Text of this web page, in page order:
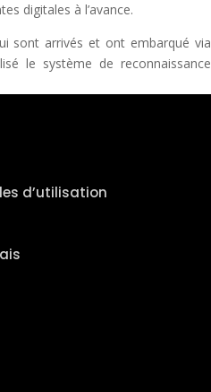
digitales à l’avance.
sont arrivés et ont embarqué via
le système de reconnaissance
d’utilisation